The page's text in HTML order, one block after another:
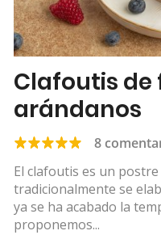
Clafoutis
arándanos
8
El clafoutis es un
tradicionalmente se
ya se ha acabado la
proponemos...